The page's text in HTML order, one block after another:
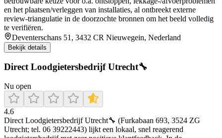
en het plaatsen/verleggen van installaties, al ontbreekt externe
review-triangulatie in de doorzochte bronnen om het beeld volledig
te verifiëren.
Deventerschans 51, 3432 CR Nieuwegein, Nederland
Bekijk details
Direct Loodgietersbedrijf Utrecht🔧
Nu open
4.6
Direct Loodgietersbedrijf Utrecht🔧 (Furkabaan 693, 3524 ZG
Utrecht; tel. 06 39222443) lijkt een lokaal, snel reagerend